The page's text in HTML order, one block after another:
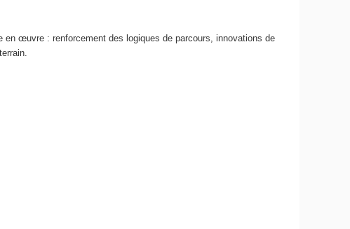
en œuvre : renforcement des logiques de parcours, innovations de